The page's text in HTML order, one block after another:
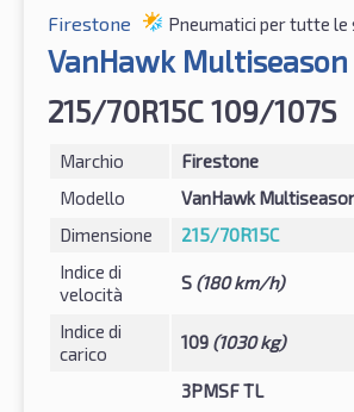
Firestone Pneumatici per tutte le
VanHawk Multiseason
215/70R15C 109/107S
Marchio
Firestone
Modello
VanHawk
Dimensione
215/70R15C
Indice di
velocità
S (180 km/h)
Indice di
carico
109 (1030 kg)
3PMSF TL